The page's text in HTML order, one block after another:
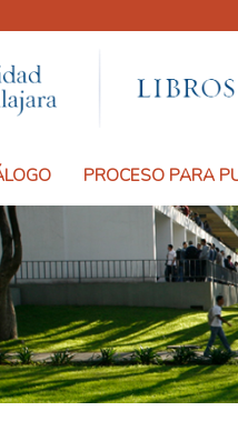
PROCESO PARA